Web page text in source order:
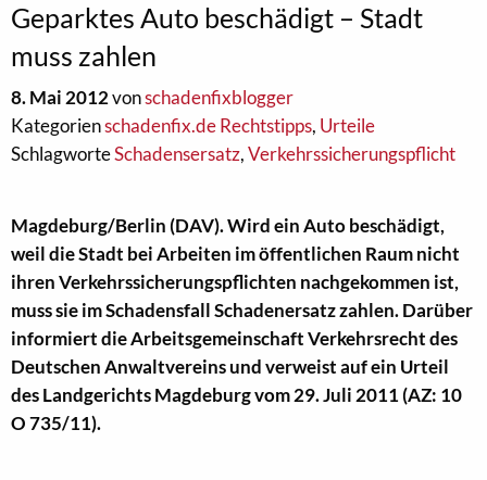
Geparktes Auto beschädigt – Stadt
muss zahlen
8. Mai 2012vonschadenfixblogger
Kategorienschadenfix.de Rechtstipps, Urteile
SchlagworteSchadensersatz,Verkehrssicherungspflicht
Magdeburg/Berlin (DAV). Wird ein Auto beschädigt,
weil die Stadt bei Arbeiten im öffentlichen Raum nicht
ihren Verkehrssicherungspflichten nachgekommen ist,
muss sie im Schadensfall Schadenersatz zahlen. Darüber
informiert die Arbeitsgemeinschaft Verkehrsrecht des
Deutschen Anwaltvereins und verweist auf ein Urteil
des Landgerichts Magdeburg vom 29. Juli 2011 (AZ: 10
O 735/11).